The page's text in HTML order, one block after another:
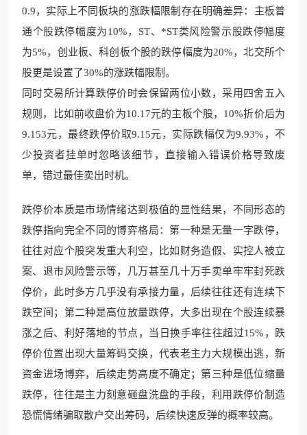
0.9，实际上不同板块的涨跌幅限制存在明确差异：主板普
通个股跌停幅度为10%，ST、*ST类风险警示股跌停幅度
为5%，创业板、科创板个股的跌停幅度为20%，北交所个
股更是设置了30%的涨跌幅限制。
同时交易所计算跌停价时会保留两位小数，采用四舍五入
规则，比如前收盘价为10.17元的主板个股，10%折价后为
9.153元，最终跌停价取9.15元，实际跌幅仅为9.93%，不
少投资者挂单时忽略该细节，直接输入错误价格导致废
单，错过最佳卖出时机。
跌停价本质是市场情绪达到极值的显性结果，不同形态的
跌停指向完全不同的博弈格局：第一种是无量一字跌停，
往往对应个股突发重大利空，比如财务造假、实控人被立
案、退市风险警示等，几万甚至几十万手卖单牢牢封死跌
停价，此时多方几乎没有承接力量，后续往往还有连续下
跌空间；第二种是高位放量跌停，大多出现在个股连续暴
涨之后、利好落地的节点，当日换手率往往超过15%，跌
停价位置出现大量筹码交换，代表老主力大规模出逃，新
资金进场博弈，后续走势高度不确定；第三种是低位缩量
跌停，往往是主力刻意砸盘洗盘的手段，利用跌停价制造
恐慌情绪骗取散户交出筹码，后续快速反弹的概率较高。